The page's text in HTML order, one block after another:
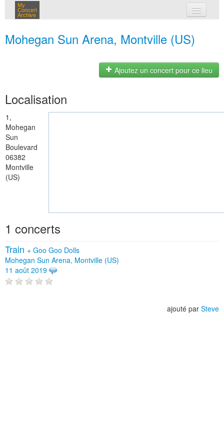
My
Concert
Archive
Mohegan Sun Arena, Montville (US)
Ajoutez un concert pour ce lieu
Localisation
1,
Mohegan
Sun
Boulevard
06382
Montville
(US)
1 concerts
Train + Goo Goo Dolls
Mohegan Sun Arena, Montville (US)
11 août 2019
ajouté par Steve